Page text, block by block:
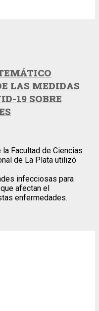
LAS MEDIDAS
19 SOBRE
Facultad de Ciencias
de La Plata utilizó
infecciosas para
afectan el
enfermedades.